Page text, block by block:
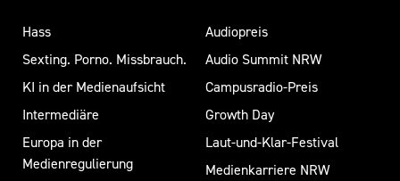
Hass
Sexting. Porno. Missbrauch.
KI in der Medienaufsicht
Intermediäre
Europa in der
Medienregulierung
Audiopreis
Audio Summit NRW
Campusradio-Preis
Growth Day
Laut-und-Klar-Festival
Medienkarriere NRW